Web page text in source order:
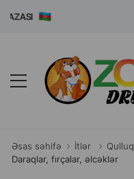
Əsas səhifə İtlər
Qulluq
Daraqlar, fırçalar, əlcəklər